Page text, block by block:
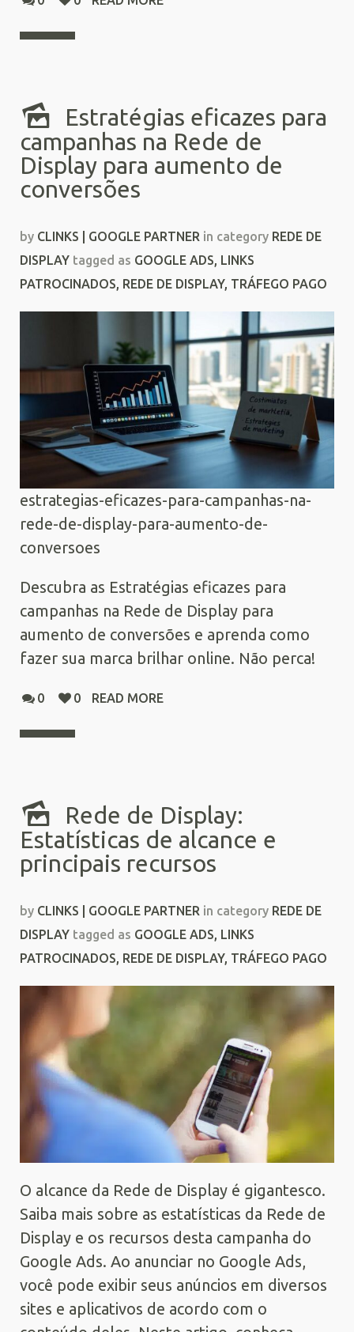
Estratégias eficazes para
campanhas na Rede de
Display para aumento de
conversões
by CLINKS | GOOGLE PARTNER in category REDE DE
DISPLAY tagged as GOOGLE ADS, LINKS
PATROCINADOS, REDE DE DISPLAY, TRÁFEGO PAGO
estrategias-eficazes-para-campanhas-na-
rede-de-display-para-aumento-de-
conversoes
Descubra as Estratégias eficazes para
campanhas na Rede de Display para
aumento de conversões e aprenda como
fazer sua marca brilhar online. Não perca!
0 0 READ MORE
Rede de Display:
Estatísticas de alcance e
principais recursos
by CLINKS | GOOGLE PARTNER in category REDE DE
DISPLAY tagged as GOOGLE ADS, LINKS
PATROCINADOS, REDE DE DISPLAY, TRÁFEGO PAGO
O alcance da Rede de Display é gigantesco.
Saiba mais sobre as estatísticas da Rede de
Display e os recursos desta campanha do
Google Ads. Ao anunciar no Google Ads,
você pode exibir seus anúncios em diversos
sites e aplicativos de acordo com o